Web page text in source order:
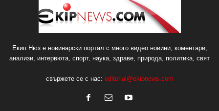
Екип Нюз е новинарски портал с много видео новини, коментари,
анализи, интервюта, спорт, наука, здраве, природа, политика, свят
свържете се с нас: editorial@ekipnews.com